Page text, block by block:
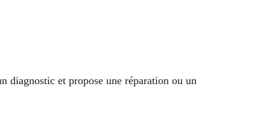
diagnostic et propose une réparation ou un